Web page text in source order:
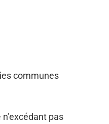
communes
pas